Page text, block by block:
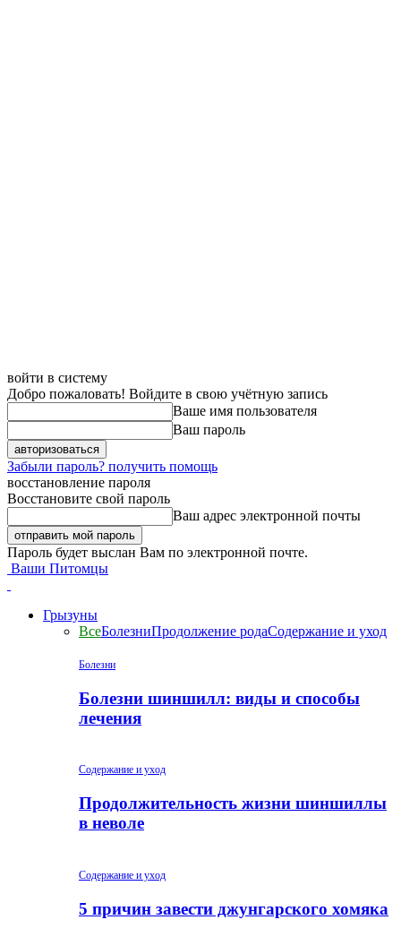
войти в систему
Добро пожаловать! Войдите в свою учётную запись
Ваше имя пользователя
Ваш пароль
Забыли пароль? получить помощь
восстановление пароля
Восстановите свой пароль
Ваш адрес электронной почты
Пароль будет выслан Вам по электронной почте.
Ваши Питомцы
Грызуны
ВсеБолезниПродолжение родаСодержание и уход
Болезни
Болезни шиншилл: виды и способы
лечения
Содержание и уход
Продолжительность жизни шиншиллы
в неволе
Содержание и уход
5 причин завести джунгарского хомяка